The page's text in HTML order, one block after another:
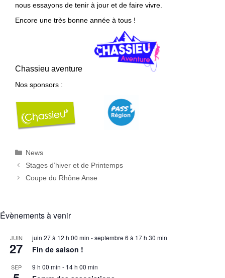
nous essayons de tenir à jour et de faire vivre.
Encore une très bonne année à tous !
Chassieu aventure
Nos sponsors :
Catégories
News
Stages d’hiver et de Printemps
Coupe du Rhône Anse
Évènements à venir
JUIN
27
juin 27 à 12 h 00 min -septembre 6 à 17 h 30 min
Fin de saison !
SEP 9 h 00 min - 14 h 00 min